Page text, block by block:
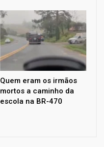
Quem eram os irmãos
mortos a caminho da
escola na BR-470